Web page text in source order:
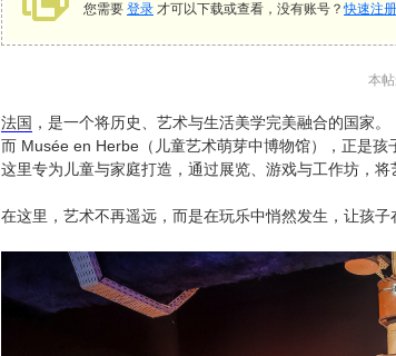
您需要 登录 才可以下载或查看，没有账号？快速注册
本
法国 ，是一个将历史、艺术与生活美学完美融合的国家。
而 Musée en Herbe（儿童艺术萌芽中博物馆），正是孩
这里专为儿童与家庭打造，通过展览、游戏与工作坊，
在这里，艺术不再遥远，而是在玩乐中悄然发生，让孩